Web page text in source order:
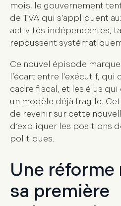
mois, le gouvernement
de TVA qui s’appliquent
activités indépendantes,
repoussent
Ce nouvel épisode
l’écart entre l’exécutif,
cadre fiscal, et les élus
un modèle déjà fragile.
de revenir sur cette
d’expliquer les positions
politiques.
Une réforme
sa première